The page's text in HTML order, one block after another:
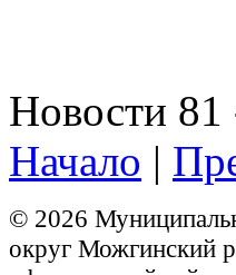
Новости 81
Начало |
© 2026
округ Можгинский